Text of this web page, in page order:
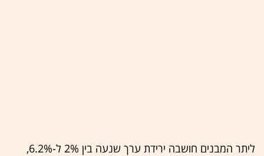
ליתר המבנים חושבה ירידת ערך שנעה בין 2% ל-6.2%,